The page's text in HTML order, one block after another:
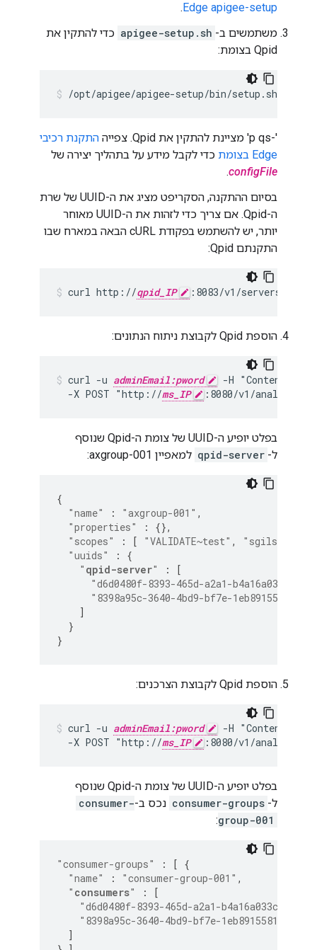
Edge apigee-setup
.
משתמשים ב- apigee-setup.sh כדי להתקין את
Qpid בצומת:
/opt/apigee/apigee-setup/bin/setup.sh -p
'-p qs' מציינת להתקין את Qpid. צפייה
התקנת רכיבי
Edge בצומת
כדי לקבל מידע על בתהליך יצירה של
configFile
.
בסיום ההתקנה, הסקריפט מציג את ה-UUID של שרת
ה-Qpid. אם צריך כדי לזהות את ה-UUID מאוחר
יותר, יש להשתמש בפקודת cURL הבאה במארח שבו
התקנתם Qpid:
curl http://qpid_IP :8083/v1/servers/self
הוספת Qpid לקבוצת ניתוח הנתונים:
curl -u adminEmail:pword
-H "Content-
  -X POST "http://
ms_IP :8080/v1/analytics/
בפלט יופיע ה-UUID של צומת ה-Qpid שנוסף
ל- qpid-server למאפיין axgroup-001:
{
"name"
: "axgroup-001" ,
"properties"
:
{},
"scopes"
: [ "VALIDATE~test" ,
"uuids"
:
{
" qpid-server" :
[
"d6d0480f-8393-465d-a2a1-b4a16a033c55"
"8398a95c-3640-4bd9-bf7e-1eb89155810a"
]
}
}
הוספת Qpid לקבוצת הצרכנים:
curl -u adminEmail:pword
-H "Content-
  -X POST "http://
ms_IP :8080/v1/analytics/
בפלט יופיע ה-UUID של צומת ה-Qpid שנוסף
ל- consumer-groups נכס ב-consumer-
group-001
:
"consumer-groups" : [ {
"name"
: "consumer-group-001" ,
" consumers" :
[
"d6d0480f-8393-465d-a2a1-b4a16a033c55"
"8398a95c-3640-4bd9-bf7e-1eb89155810a"
]